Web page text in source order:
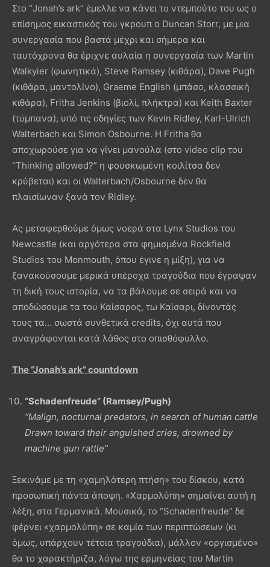
Στο “Jonah’s ark” έμελλε να κάνει το ντεμπούτο του ως ο
επίσημος εικαστικός του γκρουπ ο Duncan Storr, με μια
συνεργασία που βαστά μέχρι και σήμερα και
ταυτόχρονα θα έριχνε αυλαία η συνεργασία των Martin
Walkyier (φωνητικά), Steve Ramsey (κιθάρα), Dave Pugh
(κιθάρα, μαντολίνο), Graeme English (μπάσο, κλασσική
κιθάρα), Fritha Jenkins (βιολί, πλήκτρα) και Keith Baxter
(τύμπανα), υπό τις οδηγίες των Kevin Ridley, Karl-Ulrich
Walterbach και Simon Osbourne. Η Fritha θα
αποχωρούσε για να γίνει μανούλα (στο video clip του
“Thinking allowed?” η φουσκωμένη κοιλίτσα δεν
κρύβεται) και οι Walterbach/Osbourne δεν θα
πλαισίωναν ξανά τον Ridley.
Ας μεταφερθούμε όμως νοερά στα Lynx Studios του
Newcastle (και αργότερα στα φημισμένα Rockfield
Studios του Monmouth, όπου έγινε η μίξη), για να
ξανακούσουμε μερικά υπέροχα τραγούδια που έγραψαν
τη δική τους ιστορία, να τα βάλουμε σε σειρά και να
αποδώσουμε τα του Καίσαρος, τω Καίσαρι, δίνοντάς
τους τα… σωστά συνθετικά credits, όχι αυτά που
αναγράφονται κατά λάθος στο οπισθόφυλλο.
The “Jonah’s ark” countdown
“Schadenfreude” (Ramsey/Pugh)
“Malign, nocturnal predators, in search of human cattle
Drawn toward their anguished cries, drowned by
machine gun rattle”
Ξεκινάμε με τη «χαμηλότερη πτήση» του δίσκου, κατά
προσωπική πάντα άποψη. «Χαρμολύπη» σημαίνει αυτή η
λέξη, στα Γερμανικά. Μουσικά, το “Schadenfreude” δε
φέρνει «χαρμολύπη» σε καμία των περιπτώσεων (κι
όμως, υπάρχουν τέτοια τραγούδια), μάλλον «οργισμένο»
θα το χαρακτήριζα, λόγω της ερμηνείας του Martin